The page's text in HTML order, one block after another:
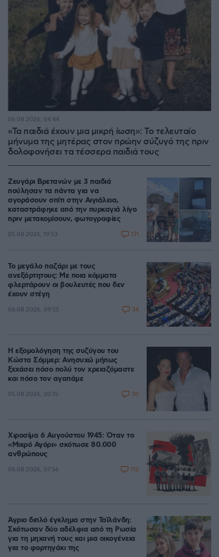
«Τα παιδιά έχουν μια μικρή ίωση»: Το τελευταίο
μήνυμα της μητέρας στον πρώην σύζυγό της πριν
δολοφονήσει τα τέσσερα παιδιά τους
06.08.2026, 04:44
Ζευγάρι Βρετανών με 3 παιδιά
πούλησαν τα πάντα για να
αγοράσουν σπίτι στην Αιγιάλεια,
καταστράφηκε από την πυρκαγιά λίγο
πριν μετακομίσουν, φωτογραφίες
05.08.2026, 19:53 171
Το μεγάλο παζάρι με τους
ανεξάρτητους: Με ποια κόμματα
φλερτάρουν οι βουλευτές που δεν
έχουν στέγη
06.08.2026, 09:55 34
Η εξομολόγηση της συζύγου του
Κώστα Σόμμερ: Ανησυχώ μήπως
ξεχάσει πόσο πολύ τον χρειαζόμαστε
και πόσο τον αγαπάμε
05.08.2026, 20:15 30
Χιροσίμα 6 Αυγούστου 1945: Όταν το
«Μικρό Αγόρι» σκότωσε 80.000
ανθρώπους
06.08.2026, 07:56 112
Άγριο διπλό έγκλημα στην Ταϊλάνδη:
Σκότωσαν δύο αδέλφια από τη Ρωσία
για τη μηχανή τους και μια οικογένεια
για το φορτηγάκι της